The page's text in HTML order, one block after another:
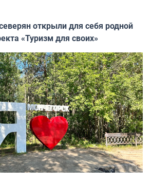
открыли для себя родной
«Туризм для своих»